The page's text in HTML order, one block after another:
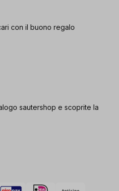
con il buono regalo
sautershop e scoprite la